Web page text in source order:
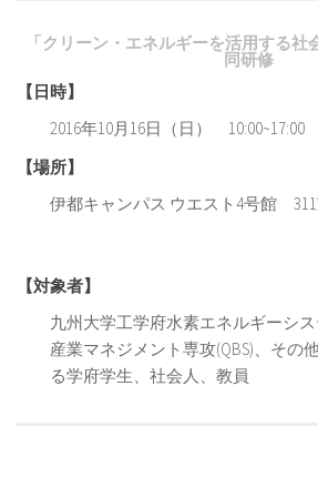
「クリーン・エネルギーを活用する社
同研修
【日時】
2016年10月 16日（日） 10:00~17:00
【場所】
伊都キャンパス ウエスト 4号館 311
【対象者】
九州大学工学府水素エネルギーシ
産業マネジメント専攻(QBS)、その
る学府学生、社会人、教員